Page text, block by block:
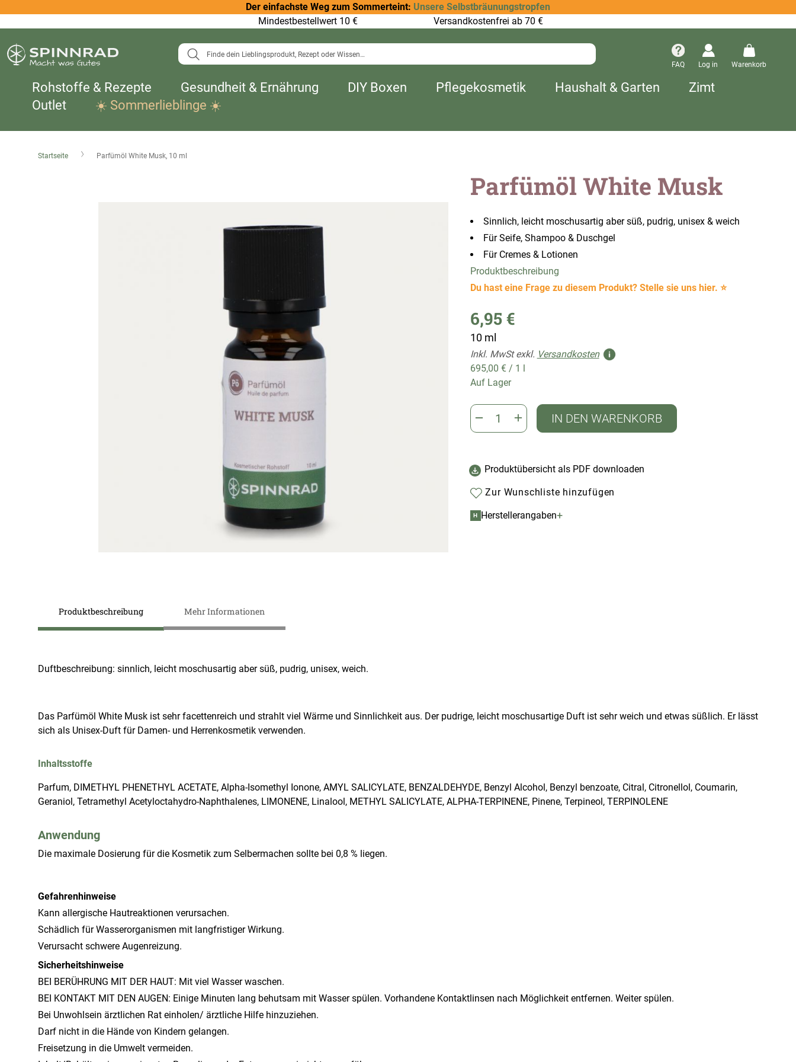
Der einfachste Weg zum Sommerteint: Unsere Selbstbräunungstropfen
Mindestbestellwert 10 €
Versandkostenfrei ab 70 €
Suche FAQ Log in Warenkorb
Rohstoffe & Rezepte Gesundheit & Ernährung DIY Boxen Pflegekosmetik Haushalt & Garten
Zimt
Outlet
☀️ Sommerlieblinge ☀️
Startseite Parfümöl White Musk, 10 ml
Bildergalerie
Parfümöl White Musk
Sinnlich, leicht moschusartig aber süß, pudrig, unisex & weich
Für Seife, Shampoo & Duschgel
Für Cremes & Lotionen
Produktbeschreibung
Du hast eine Frage zu diesem Produkt? Stelle sie uns hier. ⭐
6,95 €
10 ml
Inkl. MwSt exkl. Versandkosten
695,00 € / 1 l
Auf Lager
IN DEN WARENKORB
Produktübersicht als PDF downloaden
Zur Wunschliste hinzufügen
H Herstellerangaben+
Produktbeschreibung
Duftbeschreibung: sinnlich, leicht moschusartig aber süß, pudrig, unisex, weich.
Das Parfümöl White Musk ist sehr facettenreich und strahlt viel Wärme und Sinnlichkeit aus. Der pudrige, leicht moschusartige Duft ist sehr weich und etwas süßlich. Er lässt
sich als Unisex-Duft für Damen- und Herrenkosmetik verwenden.
Inhaltsstoffe
Parfum, DIMETHYL PHENETHYL ACETATE, Alpha-Isomethyl Ionone, AMYL SALICYLATE, BENZALDEHYDE, Benzyl Alcohol, Benzyl benzoate, Citral, Citronellol, Coumarin,
Geraniol, Tetramethyl Acetyloctahydro-Naphthalenes, LIMONENE, Linalool, METHYL SALICYLATE, ALPHA-TERPINENE, Pinene, Terpineol, TERPINOLENE
Anwendung
Die maximale Dosierung für die Kosmetik zum Selbermachen sollte bei 0,8 % liegen.
Gefahrenhinweise
Kann allergische Hautreaktionen verursachen.
Schädlich für Wasserorganismen mit langfristiger Wirkung.
Verursacht schwere Augenreizung.
Sicherheitshinweise
BEI BERÜHRUNG MIT DER HAUT: Mit viel Wasser waschen.
BEI KONTAKT MIT DEN AUGEN: Einige Minuten lang behutsam mit Wasser spülen. Vorhandene Kontaktlinsen nach Möglichkeit entfernen. Weiter spülen.
Bei Unwohlsein ärztlichen Rat einholen/ ärztliche Hilfe hinzuziehen.
Darf nicht in die Hände von Kindern gelangen.
Freisetzung in die Umwelt vermeiden.
Mehr Informationen